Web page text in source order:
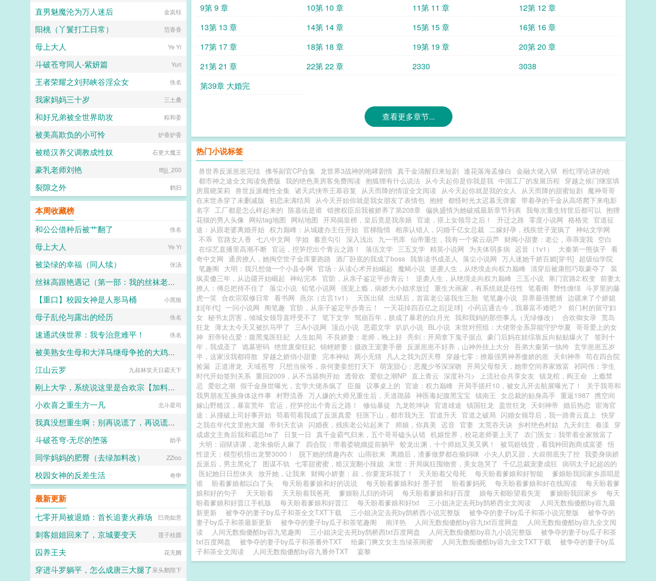
9第 9 章
10第 10 章 11第 11 章
12第 12 章
13第 13 章
14第 14 章 15第 15 章
16第 16 章
17第 17 章
18第 18 章 19第 19 章
20第 20 章
21第 21 章
22第 22 章 2330
3038
第39章 大婚完
查看更多章节...
热门小说标签
兽世养反派崽崽完结 佛爷副官CP合集 龙世界3战神的咆哮剧情 真千金清醒归来短剧 逢花落海孟修白 金融大佬入狱 粉红理论讲的啥
都市神之途全文阅读免费版 我的绝色美房客免费阅读 抱狐狸有什么说法 从今天起你是你我是我 中国工厂的发展历程 穿越之侯门继室填
房晨晓茉莉 兽世反派雌性全集 诸天武侠帝王慕容复 从天而降的情谊全文阅读 从今天起你就是我的女人 从天而降的甜蜜短剧 魔神哥哥
在末世杀穿了未删减版 初恋未满结局 从今天开始你就是我女朋友了表情包 抱鲤 都怪时光太迟暮无弹窗 带着孕的千金从高塔爬下来电影
名字 工厂都是怎么样起来的 陈嘉佑是谁 错撩权臣后我被娇养了第208章 偏执盛情为她破戒最新章节列表 我每次重生转世后都可以 抱狸
花猫的男人头像 网站tag地图 网站地图 开局揭皇榜，皇后竟是我亲娘 官途，搭上女领导之后！ 升迁之路 零度小说网 格格党 官道征
途：从跟老婆离婚开始 权力巅峰：从城建办主任开始 官梯险情 相亲认错人，闪婚千亿女总裁 二嫁好孕，残疾世子宠疯了 神站文学网
不乖 官路女人香 七八中文网 学姐 蓄意勾引 深入浅出 九一书库 仙帝重生，我有一个紫云葫芦 财阀小甜妻：老公，乖乖宠我 空白
在综艺直播里高潮不断 官运，挖笋挖出个青云之路！ 落伍文学 三五文学 精英小说网 为夫体弱多病 迟音（1v1） 大秦第一熊孩子 看
奇中文网 通房撩人，她掏空世子金库要跑路 酒厂卧底的我成了boss 我靠读书成圣人 落尘小说网 万人迷她千娇百媚[穿书] 超级仙学院
笔趣阁 大明：我只想做一个小县令啊 官场：从读心术开始崛起 魔蝎小说 逆袭人生，从绝境走向权力巅峰 清穿后被康熙巧取豪夺了 装
疯卖傻三年，从边疆开始崛起 神站完本 官阶，从亲子鉴定平步青云！ 逆袭人生，从绝境走向权力巅峰 三五小说 寒门官路2:权变 前妻太
撩人：傅总把持不住了 落尘小说 铅笔小说网 强宠上瘾，病娇大小姐求放过 重生大画家，有系统就是任性 笔看阁 野性缠绵 斗罗里的藤
虎一笑 合欢宗双修日常 看书网 燕尔（古言1v1） 天医出狱 出狱后，首富老公逼我生三胎 笔笔趣小说 异界最强赘婿 边疆来了个娇媳
妇[年代] 一问小说网 阁笔趣 官阶，从亲子鉴定平步青云！ 一天花掉四百亿之后[足球] 小药店通古今，我暴富不难吧？
前门村的留守妇
女 秘书太厉害，倾城女领导直呼受不了 笔下文学 驾崩百年，朕成了暴君的白月光 我和我妈的那些事儿（无绿修改） 合欢御女录 荒岛
狂龙 薄太太今天又被扒马甲了 三A小说网 顶点小说 恶霸文学 叭叭小说 BL小说 末世对照组：大佬带全系异能守护华夏 哥哥爱上的女
神 邪帝轻点爱：腹黑鬼医狂妃 人生如局 不良娇妻：老师，晚上好 亮剑：开局拿下鬼子据点 豪门后妈在娃综靠反向贴贴爆火了 签到十
年，我成圣了 诡墓密码 绝世废柴狂妃 锦鲤娇妻：摄政王宠妻手册 反派崽崽不好养，山神外挂上大分 吾弟大秦第一纨绔 玄学崽崽五岁
半，这家没我都得散 穿越之娇俏小甜妻 完本神站 两小无猜 凡人之我为厉天尊 穿越七零：撩最强男神养傲娇的崽 天剑神帝 苟在四合院
捡漏 正道潜龙 天域苍穹 只想当侯爷，奈何妻妾想打天下 萌宠甜心：恶魔少爷深深吻 开局父母祭天，她带空间养家致富 祁同伟：学生
时代开始签到关系 重回2009，从不当舔狗开始 透骨欢 爱欲之潮NP 直上青云 深度补习> 上流社会共享女友 镇龙棺，阎王命
上瘾禁
忌 爱欲之潮 假千金身世曝光，玄学大佬杀疯了 臣服 议事桌上的 官途：权力巅峰 开局手搓歼10，被女儿开去航展曝光了！
关于我哥和
我男朋友互换身体这件事 村野流香 万人嫌的大师兄重生后，天道跪舔 神医毒妃腹黑宝宝 镇南王 女总裁的贴身高手 重返1987 携空间
嫁山野糙汉，暴富荒年 官运，挖笋挖出个青云之路！ 修仙暴徒 九龙乾坤诀 官道雄途 镇国狂龙 盖世狂龙 天剑神帝 婚后热恋 宦海官
途：从撞破上司好事开始 苟着苟着我成了反派真爱 狂医下山，都市我为王 官道升天 官道之破局 闪婚女领导后，我一路青云直上 快穿
之我在年代文里抱大腿 帝剑天玄诀 闪婚夜，残疾老公站起来了 师娘，你真美 迟音 官妻 太荒吞天诀 乡村绝色村姑 九天剑主 春漾 穿
成虐文主角后我和霸总he了
日复一日 真千金霸气归来，五个哥哥磕头认错 机娘世界，校花老师要上天了 农门医女：我带着全家致富了
大明：诏狱讲课，老朱偷听人麻了
四合院：带着娄晓娥提前躺平 蛟龙出渊，十个师姐又美又飒！ 被骂赔钱货，看我种田跑商成富婆 悟
性逆天：模型机悟出龙警3000！
脱下她的情趣内衣 山雨欲来 离婚后，渣爹做梦都在偷妈咪 小夫人奶又甜，大叔彻底失了控 我委身病娇
反派后，男主黑化了
图谋不轨 七零甜蜜蜜，糙汉宠翻小辣媳 末世：开局疯狂囤物资，美女急哭了 千亿总裁宠妻成狂 病弱太子妃超凶的
医妃她日日想休夫 放开她，让我来 财阀小娇妻：叔，你要宠坏我了！ 天天盼着父母死 每天盼着爹娘和好智能
爹娘盼我回家乡原唱是
谁
盼着爹娘都以白了头 每天盼着爹娘和好的说说 每天盼着爹娘和好 墨子哲 盼着爹妈死 每天盼着爹娘和好在线阅读
每天盼着爹
娘和好的句子
天天盼着 天天盼着我爸死 爹娘盼儿归的诗词 每天盼着爹娘和好百度 娘每天都盼望着失宠 爹娘盼我回家乡
每天
盼着爹娘和好晋江手机版
每天盼着爹娘和好晋江 每天盼着爹娘和好txt 三小姐决定去死by鹊桥西全文阅读
人间无数痴傻酷by容九最
新更新
被争夺的妻子by瓜子和茶全文TXT下载 三小姐决定去死by鹊桥西小说完整版 被争夺的妻子by瓜子和茶小说完整版
被争夺的
妻子by瓜子和茶最新更新
被争夺的妻子by瓜子和茶笔趣阁 南洋热 人间无数痴傻酷by容九txt百度网盘
人间无数痴傻酷by容九全文阅
读
人间无数痴傻酷by容九笔趣阁 三小姐决定去死by鹊桥西txt百度网盘 人间无数痴傻酷by容九小说完整版
被争夺的妻子by瓜子和茶
txt百度网盘
被争夺的妻子by瓜子和茶番外TXT 给豪门爽文女主当绿茶闺蜜 人间无数痴傻酷by容九全文TXT下载
被争夺的妻子by瓜
子和茶全文阅读
人间无数痴傻酷by容九番外TXT 宴黎
直男魅魔沦为万人迷后 金岚钰
阳桃（丫鬟打工日常） 范香香
母上大人 Ye Yi
斗破苍穹同人-紫妍篇 Yuri
王者荣耀之刘邦峡谷淫众女 佚名
我家妈妈三十岁 三土桑
和好兄弟被全世界助攻 粽和姜
被美高欺负的小可怜 炉香炉香
被糙汉养父调教成性奴 石更大魔王
豪乳老师刘艳 tttjjj_200
裂隙之外 鹤归
本周收藏榜
和公公借种后被艹翻了
佚名
母上大人 Ye Yi
被染绿的幸福（同人续） 张汤
丝袜高跟艳遇记（第一部：我的丝袜老师）
qwe大控
【重口】校园女神是人形马桶 小黑狼
母子乱伦与露出的经历 佚名
速通武侠世界：我专治意难平！ 佚名
被美熟女生母和大洋马继母争抢的大鸡巴正太
波波沙day0
江山云罗 九叔林笑天日霸天下
刚上大学，系统说这里是合欢宗【加料版】
大鹅
小欢喜之重生方一凡 北斗星司
我真没想重生啊：别再说谎了，再说谎女朋友就彻底变成别人的形状了
萝莉爱大的
斗破苍穹-无尽的堕落 助手
同学妈妈的肥臀（去绿加料改） ZZloo
校园女神的反差生活 奇申
最新更新
七零开局被退婚：首长追妻火葬场
巳尧如意
刺客姐姐回来了，京城要变天 莲子桂圆
囚养王夫 花无阙
穿进斗罗躺平，怎么成唐三大腿了呆头鹅陛下